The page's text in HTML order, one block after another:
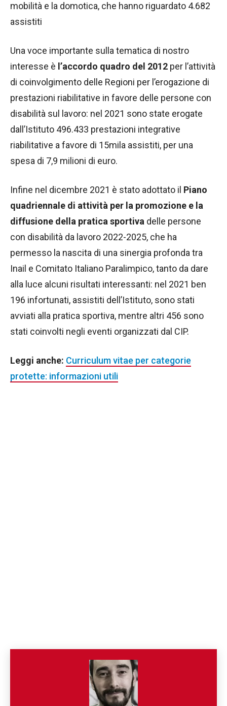
mobilità e la domotica, che hanno riguardato 4.682
assistiti
Una voce importante sulla tematica di nostro
interesse è l’accordo quadro del 2012 per l’attività
di coinvolgimento delle Regioni per l’erogazione di
prestazioni riabilitative in favore delle persone con
disabilità sul lavoro: nel 2021 sono state erogate
dall’Istituto 496.433 prestazioni integrative
riabilitative a favore di 15mila assistiti, per una
spesa di 7,9 milioni di euro.
Infine nel dicembre 2021 è stato adottato il Piano
quadriennale di attività per la promozione e la
diffusione della pratica sportiva delle persone
con disabilità da lavoro 2022-2025, che ha
permesso la nascita di una sinergia profonda tra
Inail e Comitato Italiano Paralimpico, tanto da dare
alla luce alcuni risultati interessanti: nel 2021 ben
196 infortunati, assistiti dell’Istituto, sono stati
avviati alla pratica sportiva, mentre altri 456 sono
stati coinvolti negli eventi organizzati dal CIP.
Leggi anche: Curriculum vitae per categorie
protette: informazioni utili